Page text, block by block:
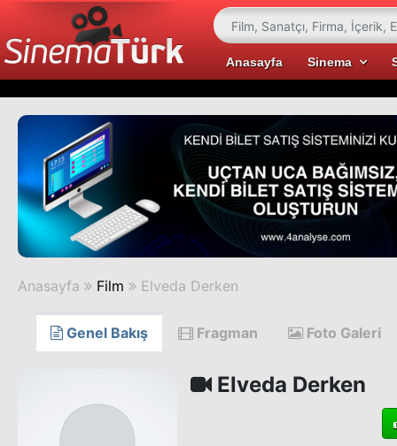
Anasayfa Sinema
Anasayfa Film Elveda Derken
Genel Bakış Fragman Foto Galeri
Elveda Derken